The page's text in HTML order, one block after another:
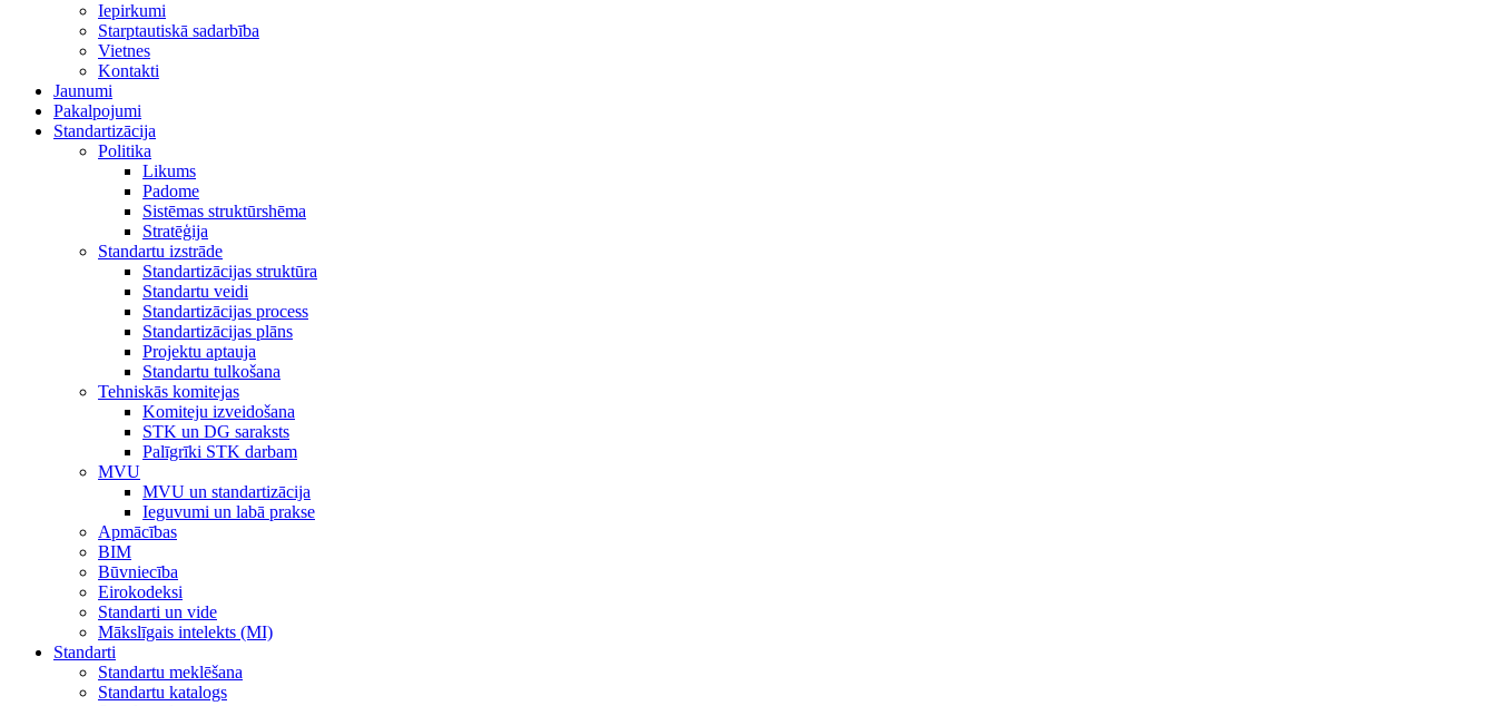
Iepirkumi
Starptautiskā sadarbība
Vietnes
Kontakti
Jaunumi
Pakalpojumi
Standartizācija
Politika
Likums
Padome
Sistēmas struktūrshēma
Stratēģija
Standartu izstrāde
Standartizācijas struktūra
Standartu veidi
Standartizācijas process
Standartizācijas plāns
Projektu aptauja
Standartu tulkošana
Tehniskās komitejas
Komiteju izveidošana
STK un DG saraksts
Palīgrīki STK darbam
MVU
MVU un standartizācija
Ieguvumi un labā prakse
Apmācības
BIM
Būvniecība
Eirokodeksi
Standarti un vide
Mākslīgais intelekts (MI)
Standarti
Standartu meklēšana
Standartu katalogs